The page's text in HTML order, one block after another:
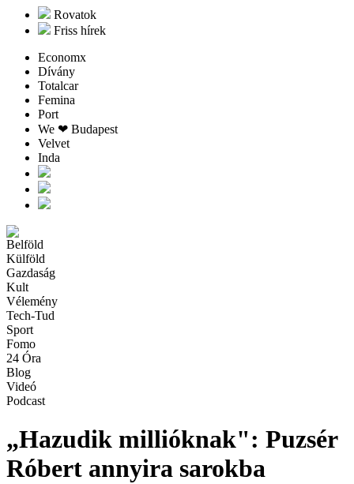
Rovatok
Friss hírek
Economx
Dívány
Totalcar
Femina
Port
We ❤︎ Budapest
Velvet
Inda
Belföld
Külföld
Gazdaság
Kult
Vélemény
Tech-Tud
Sport
Fomo
24 Óra
Blog
Videó
Podcast
„Hazudik millióknak": Puzsér
Róbert annyira sarokba